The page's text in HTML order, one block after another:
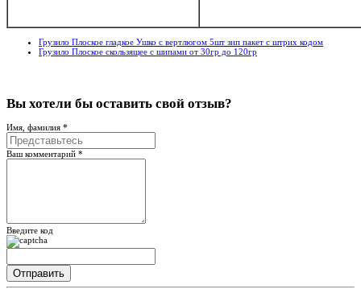
Грузило Плоское гладкое Ушко с вертлюгом 5шт зип пакет с штрих кодом
Грузило Плоское скользящее с шипами от 30гр до 120гр
Вы хотели бы оставить свой отзыв?
Имя, фамилия *
Ваш комментарий *
Введите код